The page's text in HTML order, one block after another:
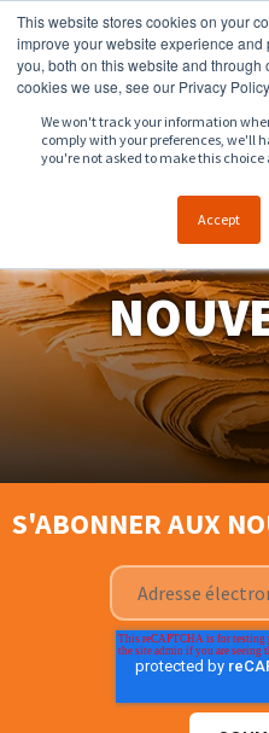
This website stores cookies on your
improve your website experience
you, both on this website and through
cookies we use, see our Privacy
We won't track your information
comply with your preferences, we'll
you're not asked to make this choice
Accept
S'ABONNER AUX